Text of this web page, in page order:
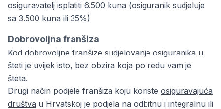
osiguravatelj isplatiti 6.500 kuna (osiguranik sudjeluje
sa 3.500 kuna ili 35%)
Dobrovoljna franšiza
Kod dobrovoljne franšize sudjelovanje osiguranika u
šteti je uvijek isto, bez obzira koja po redu vam je
šteta.
Drugi način podjele franšiza koju koriste osiguravajuća
društva u Hrvatskoj je podjela na odbitnu i integralnu ili